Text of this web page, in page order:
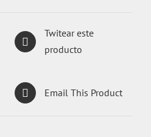
Twitear este
producto
Email This Product